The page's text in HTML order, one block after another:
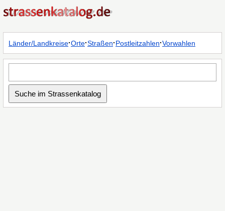
Länder/Landkreise·Orte·Straßen·Postleitzahlen·Vorwahlen